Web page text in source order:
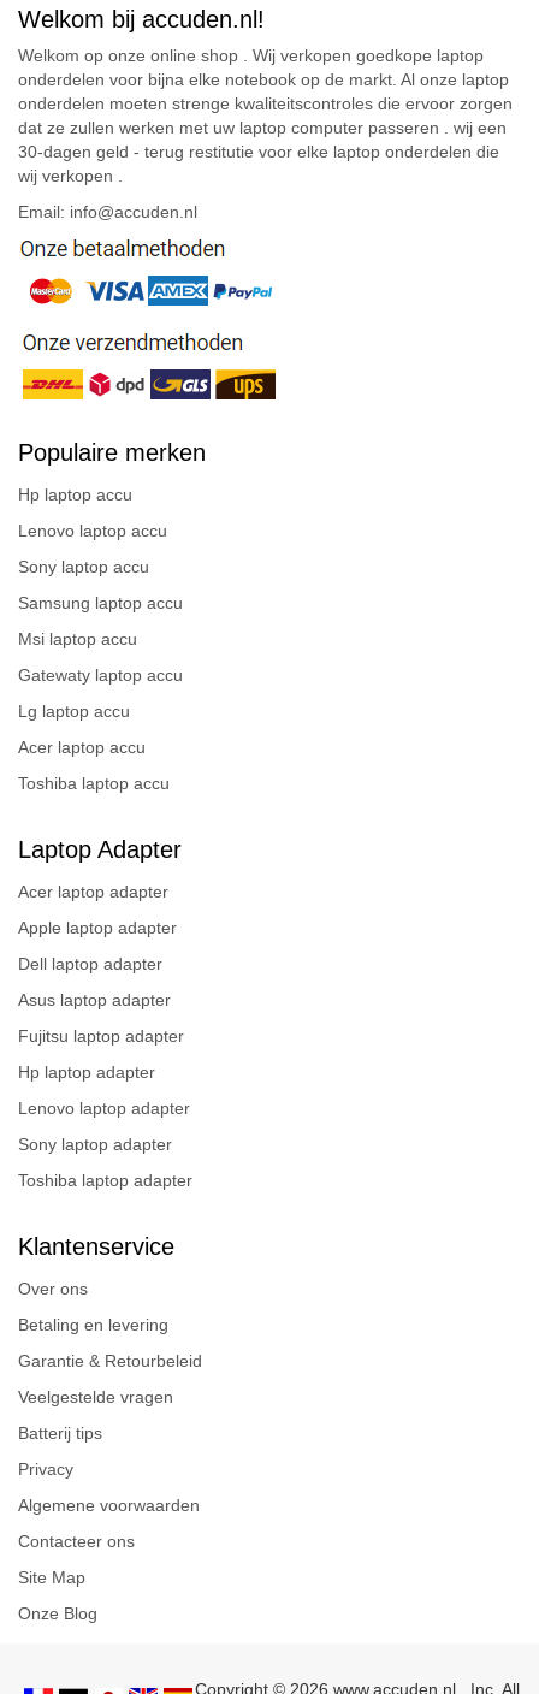
Welkom bij accuden.nl!
Welkom op onze online shop . Wij verkopen goedkope laptop
onderdelen voor bijna elke notebook op de markt. Al onze laptop
onderdelen moeten strenge kwaliteitscontroles die ervoor zorgen
dat ze zullen werken met uw laptop computer passeren . wij een
30-dagen geld - terug restitutie voor elke laptop onderdelen die
wij verkopen .
Email: info@accuden.nl
Populaire merken
Hp laptop accu
Lenovo laptop accu
Sony laptop accu
Samsung laptop accu
Msi laptop accu
Gatewaty laptop accu
Lg laptop accu
Acer laptop accu
Toshiba laptop accu
Laptop Adapter
Acer laptop adapter
Apple laptop adapter
Dell laptop adapter
Asus laptop adapter
Fujitsu laptop adapter
Hp laptop adapter
Lenovo laptop adapter
Sony laptop adapter
Toshiba laptop adapter
Klantenservice
Over ons
Betaling en levering
Garantie & Retourbeleid
Veelgestelde vragen
Batterij tips
Privacy
Algemene voorwaarden
Contacteer ons
Site Map
Onze Blog
Copyright © 2026 www.accuden.nl , Inc. All